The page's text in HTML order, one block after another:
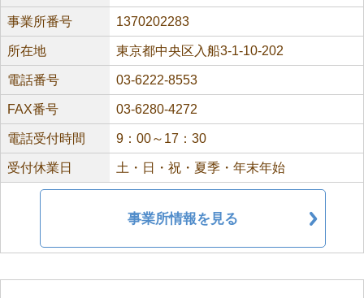
事業所番号 1370202283
所在地 東京都中央区入船3-1-10-202
電話番号 03-6222-8553
FAX番号 03-6280-4272
電話受付時間 9：00～17：30
受付休業日 土・日・祝・夏季・年末年始
事業所情報を見る